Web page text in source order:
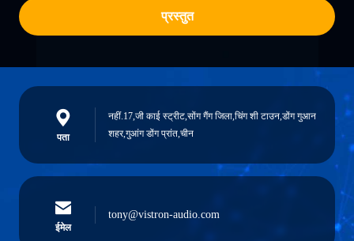
प्रस्तुत
पता
नहीं.17,जी काई स्ट्रीट,सोंग गैंग जिला,चिंग शी टाउन,डोंग गुआन
शहर,गुआंग डोंग प्रांत,चीन
ईमेल
tony@vistron-audio.com